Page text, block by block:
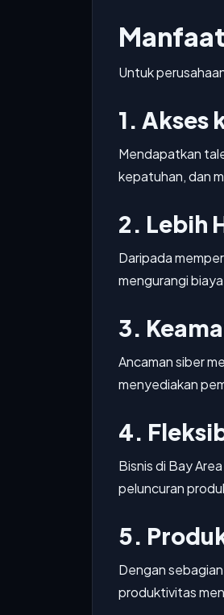
Untuk
1. Akses
Mendapatkan
kepatuhan, dan
2. Lebih
Daripada
mengurangi
3.
Ancaman siber
menyediakan
4.
Bisnis di Bay
peluncuran
5.
Dengan
produktivitas